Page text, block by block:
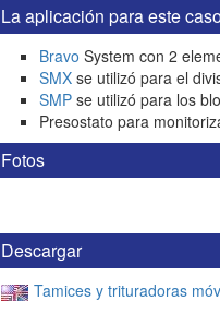
La aplicación para este
Bravo System con 2
SMX se utilizó para el
SMP se utilizó para los
Presostato para
Fotos
Descargar
Tamices y trituradoras